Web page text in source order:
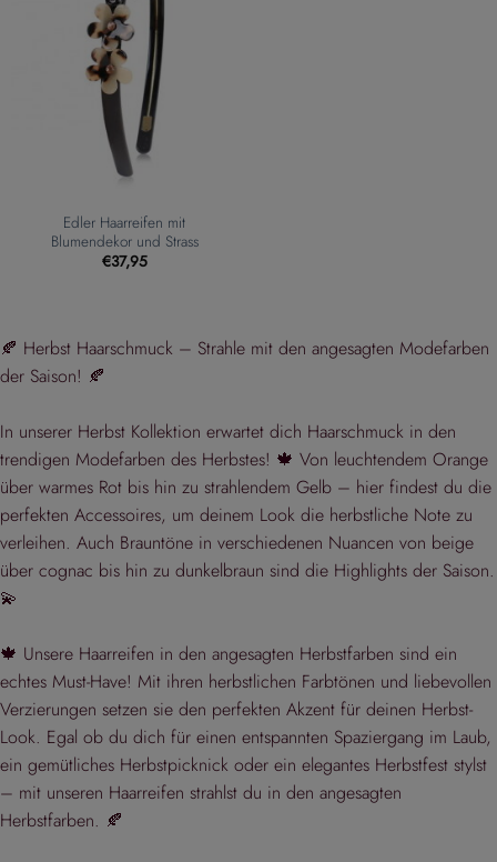
Edler Haarreifen mit
Blumendekor und Strass
€37,95
🍂 Herbst Haarschmuck – Strahle mit den angesagten Modefarben
der Saison! 🍂
In unserer Herbst Kollektion erwartet dich Haarschmuck in den
trendigen Modefarben des Herbstes! 🍁 Von leuchtendem Orange
über warmes Rot bis hin zu strahlendem Gelb – hier findest du die
perfekten Accessoires, um deinem Look die herbstliche Note zu
verleihen. Auch Brauntöne in verschiedenen Nuancen von beige
über cognac bis hin zu dunkelbraun sind die Highlights der Saison.
💫
🍁 Unsere Haarreifen in den angesagten Herbstfarben sind ein
echtes Must-Have! Mit ihren herbstlichen Farbtönen und liebevollen
Verzierungen setzen sie den perfekten Akzent für deinen Herbst-
Look. Egal ob du dich für einen entspannten Spaziergang im Laub,
ein gemütliches Herbstpicknick oder ein elegantes Herbstfest stylst
– mit unseren Haarreifen strahlst du in den angesagten
Herbstfarben. 🍂